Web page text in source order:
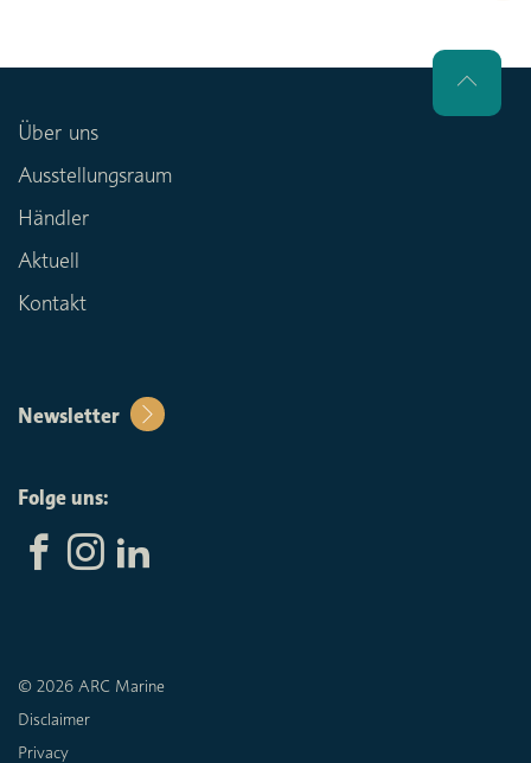
Über uns
Ausstellungsraum
Händler
Aktuell
Kontakt
Newsletter
Folge uns:
© 2026 ARC Marine
Disclaimer
Privacy